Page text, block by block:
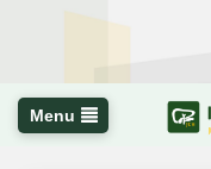
Menu